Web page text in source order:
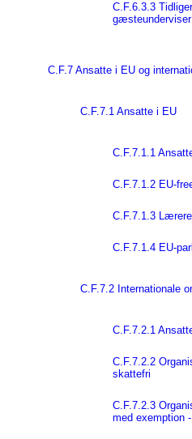
C.F.6.3.3
gæsteunderviser
C.F.7 Ansatte i EU og
C.F.7.1 Ansatte i EU
C.F.7.1.1
C.F.7.1.2 EU-
C.F.7.1.3
C.F.7.1.4 EU-
C.F.7.2 Internationale
C.F.7.2.1
C.F.7.2.2
skattefri
C.F.7.2.3
med exemption